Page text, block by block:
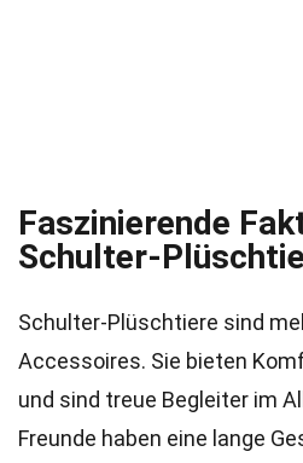
Faszinierende
Schulter-
Schulter-Plüschtiere sind
Accessoires. Sie bieten
und sind treue Begleiter im
Freunde haben eine lange